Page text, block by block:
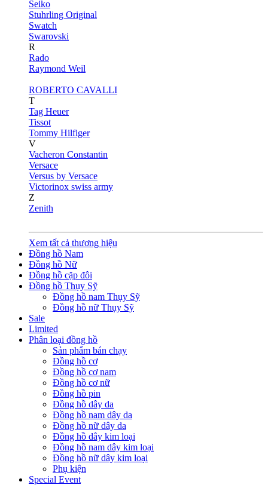
Seiko
Stuhrling Original
Swatch
Swarovski
R
Rado
Raymond Weil
ROBERTO CAVALLI
T
Tag Heuer
Tissot
Tommy Hilfiger
V
Vacheron Constantin
Versace
Versus by Versace
Victorinox swiss army
Z
Zenith
Xem tất cả thương hiệu
Đồng hồ Nam
Đồng hồ Nữ
Đồng hồ cặp đôi
Đồng hồ Thụy Sỹ
Đồng hồ nam Thụy Sỹ
Đồng hồ nữ Thụy Sỹ
Sale
Limited
Phân loại đồng hồ
Sản phẩm bán chạy
Đồng hồ cơ
Đồng hồ cơ nam
Đồng hồ cơ nữ
Đồng hồ pin
Đồng hồ dây da
Đồng hồ nam dây da
Đồng hồ nữ dây da
Đồng hồ dây kim loại
Đồng hồ nam dây kim loại
Đồng hồ nữ dây kim loại
Phụ kiện
Special Event